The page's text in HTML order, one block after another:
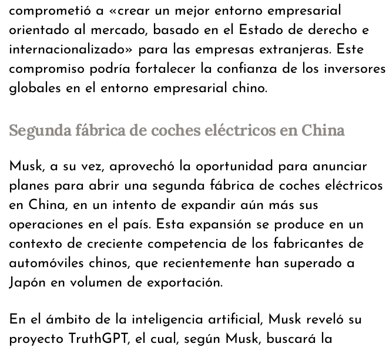
comprometió a «crear un mejor entorno empresarial
orientado al mercado, basado en el Estado de derecho e
internacionalizado» para las empresas extranjeras. Este
compromiso podría fortalecer la confianza de los inversores
globales en el entorno empresarial chino.
Segunda fábrica de coches eléctricos en China
Musk, a su vez, aprovechó la oportunidad para anunciar
planes para abrir una segunda fábrica de coches eléctricos
en China, en un intento de expandir aún más sus
operaciones en el país. Esta expansión se produce en un
contexto de creciente competencia de los fabricantes de
automóviles chinos, que recientemente han superado a
Japón en volumen de exportación.
En el ámbito de la inteligencia artificial, Musk reveló su
proyecto TruthGPT, el cual, según Musk, buscará la